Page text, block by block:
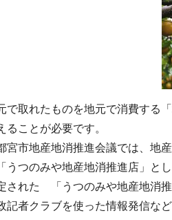
取れたものを地元で消費する
ることが必要です。
市地産地消推進会議では、地
うつのみや地産地消推進店」と
れた 「うつのみや地産地消推
記者クラブを使った情報発信な